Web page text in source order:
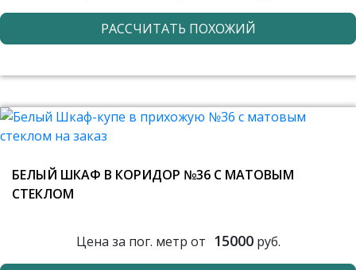
РАССЧИТАТЬ ПОХОЖИЙ
БЕЛЫЙ ШКАФ В КОРИДОР №36 С МАТОВЫМ
СТЕКЛОМ
Цена за пог. метр от 15000руб.